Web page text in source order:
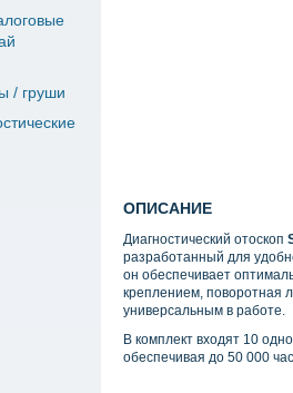
/ груши
ОПИСАНИЕ
Диагностический отоскоп
разработанный для
он обеспечивает
креплением, поворотная
универсальным в работе.
В комплект входят 10
обеспечивая до 50 000